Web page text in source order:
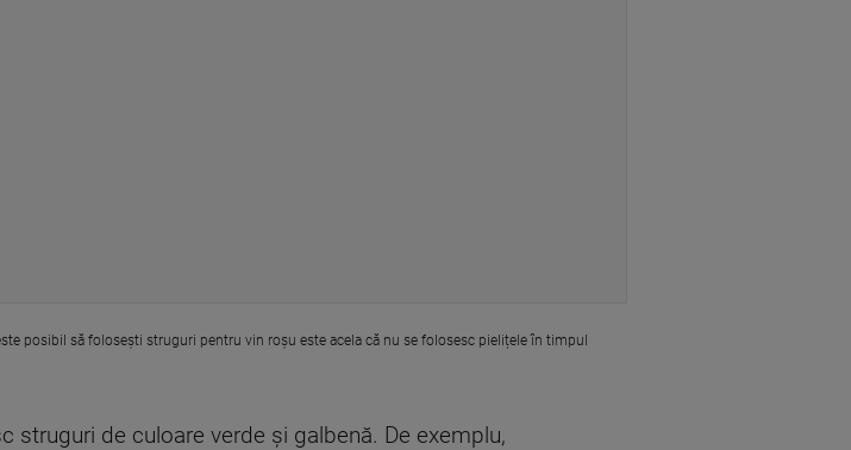
posibil să folosești struguri pentru vin roșu este acela că nu se folosesc pielițele în timpul
de culoare verde și galbenă. De exemplu,